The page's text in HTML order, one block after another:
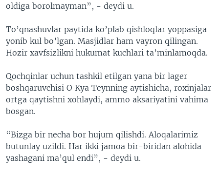
oldiga borolmayman”, - deydi u.
To’qnashuvlar paytida ko’plab qishloqlar yoppasiga
yonib kul bo’lgan. Masjidlar ham vayron qilingan.
Hozir xavfsizlikni hukumat kuchlari ta’minlamoqda.
Qochqinlar uchun tashkil etilgan yana bir lager
boshqaruvchisi O Kya Teynning aytishicha, roxinjalar
ortga qaytishni xohlaydi, ammo aksariyatini vahima
bosgan.
“Bizga bir necha bor hujum qilishdi. Aloqalarimiz
butunlay uzildi. Har ikki jamoa bir-biridan alohida
yashagani ma’qul endi”, - deydi u.